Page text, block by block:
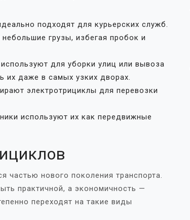
подходят для курьерских служб.
грузы, избегая пробок и
для уборки улиц или вывоза
их даже в самых узких дворах.
электротрициклы для перевозки
используют их как передвижные
частью нового поколения транспорта.
практичной, а экономичность —
переходят на такие виды